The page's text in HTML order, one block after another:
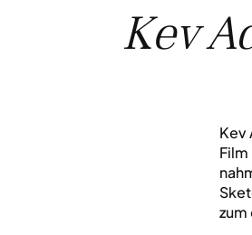
Kev
Kev
Film
zum